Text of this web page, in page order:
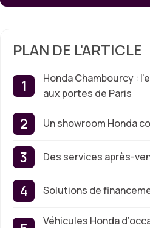
PLAN DE L'ARTICLE
Honda Chambourcy :
aux portes de Paris
Un showroom Honda
Des services après-
Solutions de
Véhicules Honda